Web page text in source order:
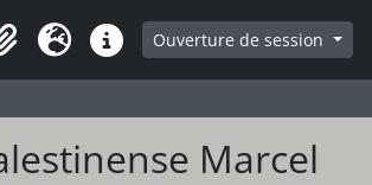
papier
LangueLiens rapidesOuverture de session
Marcel